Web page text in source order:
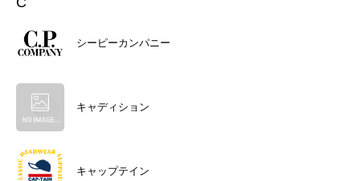
シーピーカンパニー
キャディション
キャップテイン